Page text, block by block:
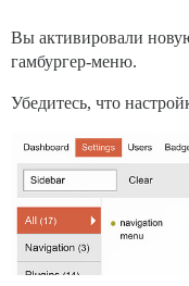
Вы активировали
гамбургер-меню.
Убедитесь, что